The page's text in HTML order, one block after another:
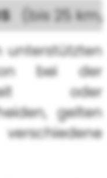
(bis 25
unterstützten
bei der
oder
gelten